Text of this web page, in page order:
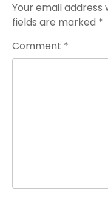
Your email address
fields are marked *
Comment *